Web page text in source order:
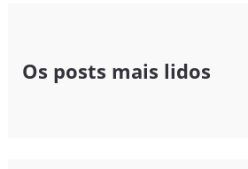
Os posts mais lidos